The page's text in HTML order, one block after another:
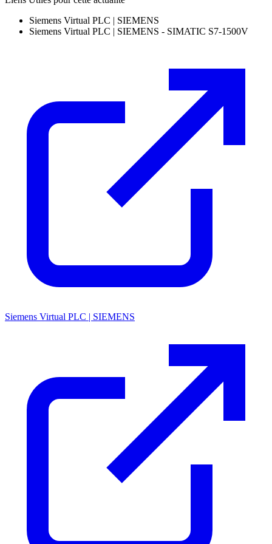
Siemens Virtual PLC | SIEMENS
Siemens Virtual PLC | SIEMENS - SIMATIC S7-1500V
Siemens Virtual PLC | SIEMENS